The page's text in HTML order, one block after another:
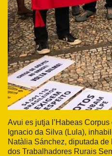
Avui es jutja l’Habeas
Ignacio da Silva (Lula),
Natàlia Sánchez, diputada
dos Trabalhadores Rurais